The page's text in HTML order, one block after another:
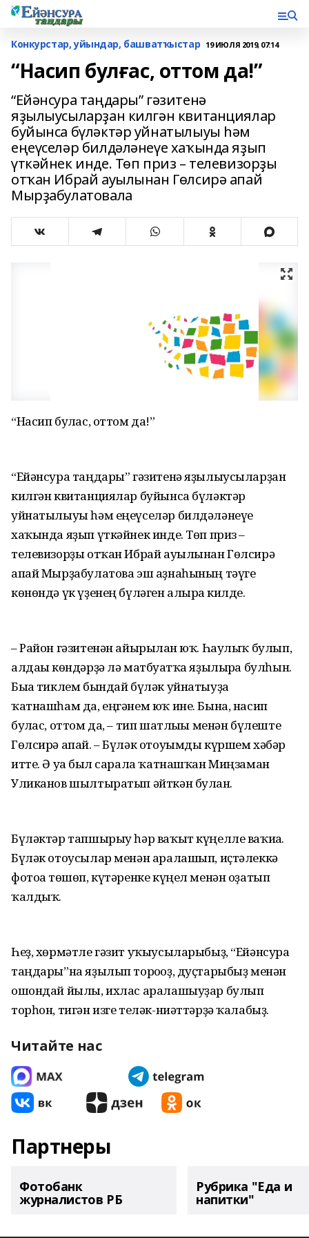
Конкурстар, уйындар, башватҡыстар 19 ИЮЛЯ 2019, 07:14
“Насип булғас, оттом да!”
“Ейәнсура таңдары” гәзитенә
яҙылыусыларҙан килгән квитанциялар
буйынса бүләктәр уйнатылыуы һәм
еңеүселәр билдәләнеүе хаҡында яҙып
үткәйнек инде. Төп приз – телевизорҙы
отҡан Ибрай ауылынан Гөлсирә апай
Мырҙабулатовала
“Насип булғас, оттом да!”
“Ейәнсура таңдары” гәзитенә яҙылыусыларҙан
килгән квитанциялар буйынса бүләктәр
уйнатылыуы һәм еңеүселәр билдәләнеүе
хаҡында яҙып үткәйнек инде. Төп приз –
телевизорҙы отҡан Ибрай ауылынан Гөлсирә
апай Мырҙабулатова эш аҙнаһының тәүге
көнөндә үк үҙенең бүләген алырға килде.
– Район гәзитенән айырылған юҡ. Һаулыҡ булып,
алдағы көндәрҙә лә матбуғатҡа яҙылырға булһын.
Быға тиклем бындай бүләк уйнатыуҙа
ҡатнашһам да, еңгәнем юҡ ине. Бына, насип
булғас, оттом да, – тип шатлығы менән бүлеште
Гөлсирә апай. – Бүләк отоуымды күршем хәбәр
итте. Ә уға был сарала ҡатнашҡан Миңзаман
Уликанов шылтыратып әйткән булған.
Бүләктәр тапшырыу һәр ваҡыт күңелле ваҡиға.
Бүләк отоусылар менән аралашып, иҫтәлеккә
фотоға төшөп, күтәренке күңел менән оҙатып
ҡалдыҡ.
Һеҙ, хөрмәтле гәзит уҡыусыларыбыҙ, “Ейәнсура
таңдары”на яҙылып тороғоҙ, дуҫтарыбыҙ менән
ошондай йылы, ихлас аралашыуҙар булып
торһон, тигән изге теләк-ниәттәрҙә ҡалабыҙ.
Читайте нас
Партнеры
Фотобанк
журналистов РБ
Рубрика "Еда и
напитки"